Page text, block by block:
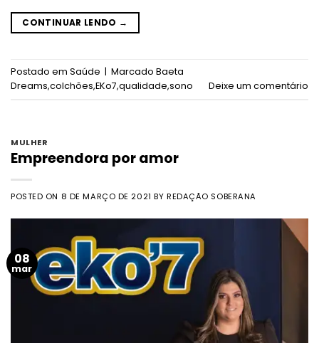
CONTINUAR LENDO →
Postado em Saúde | Marcado Baeta
Dreams,colchões,EKo7,qualidade,sono Deixe um comentário
MULHER
Empreendora por amor
POSTED ON 8 DE MARÇO DE 2021 BY REDAÇÃO SOBERANA
08
mar